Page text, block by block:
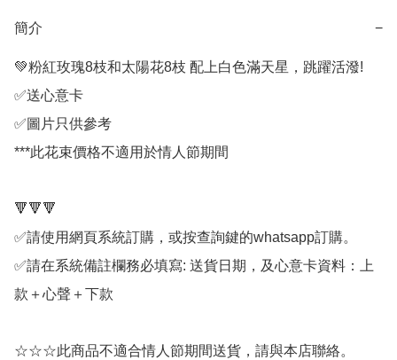
簡介 −
💚粉紅玫瑰8枝和太陽花8枝 配上白色滿天星，跳躍活潑!
✅送心意卡
✅圖片只供參考
***此花束價格不適用於情人節期間
🔻🔻🔻
✅請使用網頁系統訂購，或按查詢鍵的whatsapp訂購。
✅請在系統備註欄務必填寫: 送貨日期，及心意卡資料：上
款＋心聲＋下款
☆☆☆此商品不適合情人節期間送貨，請與本店聯絡。